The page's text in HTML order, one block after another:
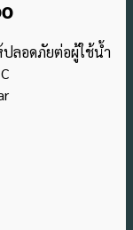
ปลอดภัยต่อผู้ใช้น้ำ